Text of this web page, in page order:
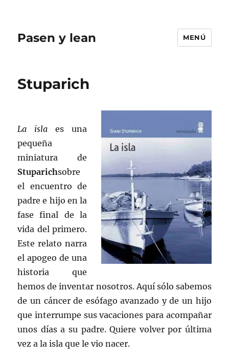
Pasen y lean MENÚ
Stuparich
La isla es una
pequeña
miniatura de
Stuparichsobre
el encuentro de
padre e hijo en la
fase final de la
vida del primero.
Este relato narra
el apogeo de una
historia que
hemos de inventar nosotros. Aquí sólo sabemos
de un cáncer de esófago avanzado y de un hijo
que interrumpe sus vacaciones para acompañar
unos días a su padre. Quiere volver por última
vez a la isla que le vio nacer.